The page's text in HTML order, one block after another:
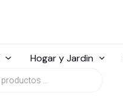
Hogar y Jardin